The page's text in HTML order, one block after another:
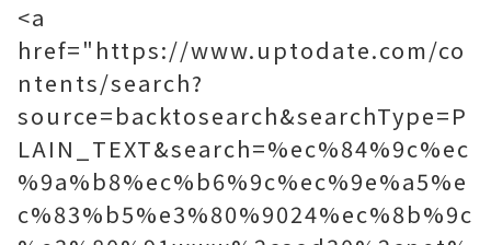
<a
href="https://www.uptodate.com/co
ntents/search?
source=backtosearch&searchType=P
LAIN_TEXT&search=%ec%84%9c%ec
%9a%b8%ec%b6%9c%ec%9e%a5%e
c%83%b5%e3%80%9024%ec%8b%9c